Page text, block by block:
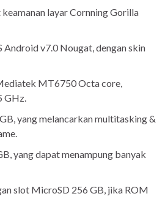
layar Cornning Gorilla
Android v7.0 Nougat, dengan skin
MT6750 Octa core,
GHz.
yang melancarkan multitasking &
yang dapat menampung banyak
slot MicroSD 256 GB, jika ROM